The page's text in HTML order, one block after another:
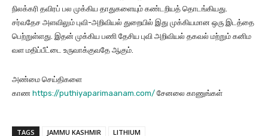
நிலக்கரி தவிரப் பல முக்கிய தாதுகளையும் கண்டறியத் தொடங்கியது.
சர்வதேச அளவிலும் புவி-அறிவியல் துறையில் இது முக்கியமான ஒரு இடத்தை
பெற்றுள்ளது. இதன் முக்கிய பணி தேசிய புவி அறிவியல் தகவல் மற்றும் கனிம
வள மதிப்பீட்டை உருவாக்குவதே ஆகும்.
அண்மை செய்திகளை
காண https://puthiyaparimaanam.com/ சேனலை காணுங்கள்
TAGS JAMMU KASHMIR LITHIUM